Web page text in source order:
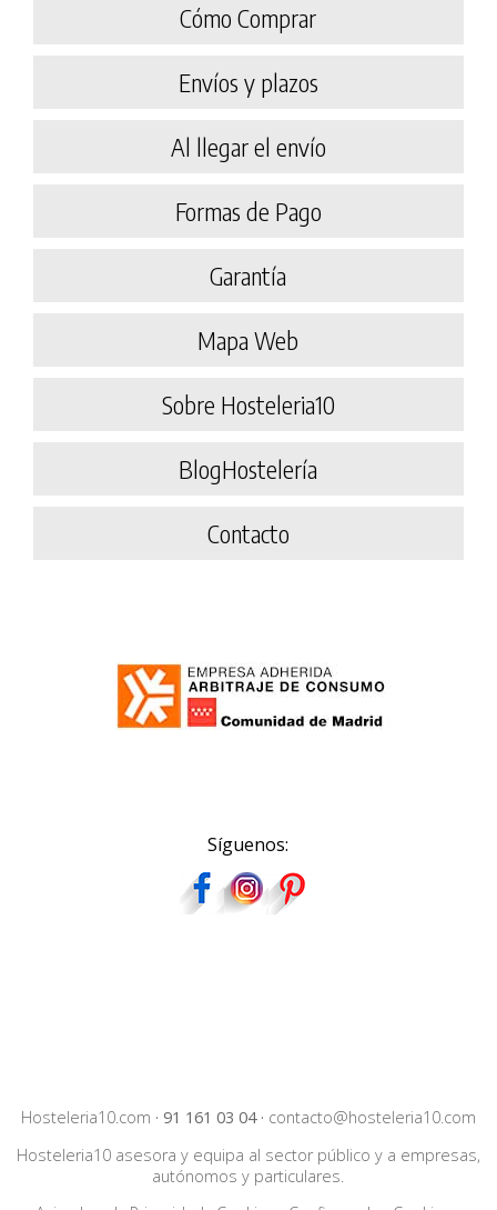
Cómo Comprar
Envíos y plazos
Al llegar el envío
Formas de Pago
Garantía
Mapa Web
Sobre Hosteleria10
BlogHostelería
Contacto
Síguenos:
Hosteleria10.com · 91 161 03 04· contacto@hosteleria10.com
Hosteleria10 asesora y equipa al sector público y a empresas,
autónomos y particulares.